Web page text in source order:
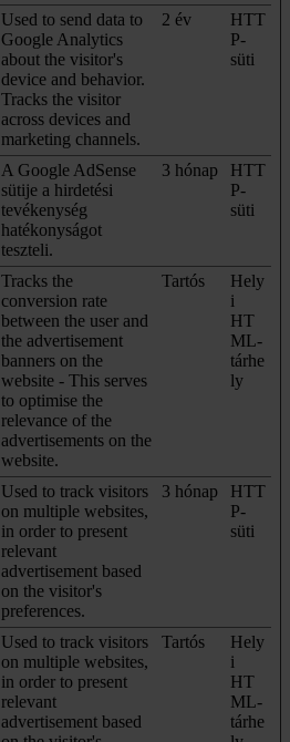
Used to send data to
Google Analytics
about the visitor's
device and behavior.
Tracks the visitor
across devices and
marketing channels.
2 év
HTT
P-
süti
A Google AdSense
sütije a hirdetési
tevékenység
hatékonyságot
teszteli.
3 hónap
HTT
P-
süti
Tracks the
conversion rate
between the user and
the advertisement
banners on the
website - This serves
to optimise the
relevance of the
advertisements on the
website.
Tartós
Hely
i
HT
ML-
tárhe
ly
Used to track visitors
on multiple websites,
in order to present
relevant
advertisement based
on the visitor's
preferences.
3 hónap
HTT
P-
süti
Used to track visitors
on multiple websites,
in order to present
relevant
advertisement based
Tartós
Hely
i
HT
ML-
tárhe